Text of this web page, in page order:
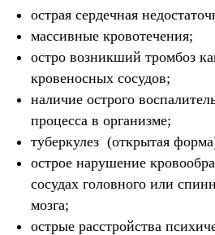
острая сердечная
массивные кровотечения;
остро возникший тромбоз
кровеносных сосудов;
наличие острого
процесса в организме;
туберкулез (открытая
острое нарушение
сосудах головного или
мозга;
острые расстройства